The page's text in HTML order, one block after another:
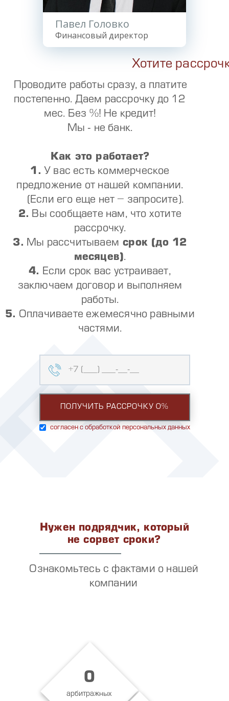
Павел Головко
Финансовый директор
Хотите
Проводите работы сразу, а платите
постепенно. Даем рассрочку до 12
мес. Без %! Не кредит!
Мы - не банк.
Как это работает?
1. У вас есть коммерческое
предложение от нашей компании.
(Если его еще нет – запросите).
2. Вы сообщаете нам, что хотите
рассрочку.
3. Мы рассчитываем срок (до 12
месяцев).
4. Если срок вас устраивает,
заключаем договор и выполняем
работы.
5. Оплачиваете ежемесячно равными
частями.
согласен с обработкой персональных данных
Нужен подрядчик, который
не сорвет сроки?
Ознакомьтесь с фактами о нашей
компании
0
арбитражных